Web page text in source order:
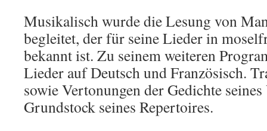
Musikalisch wurde die Lesung von
begleitet, der für seine Lieder in
bekannt ist. Zu seinem weiteren
Lieder auf Deutsch und Französisch.
sowie Vertonungen der Gedichte
Grundstock seines Repertoires.